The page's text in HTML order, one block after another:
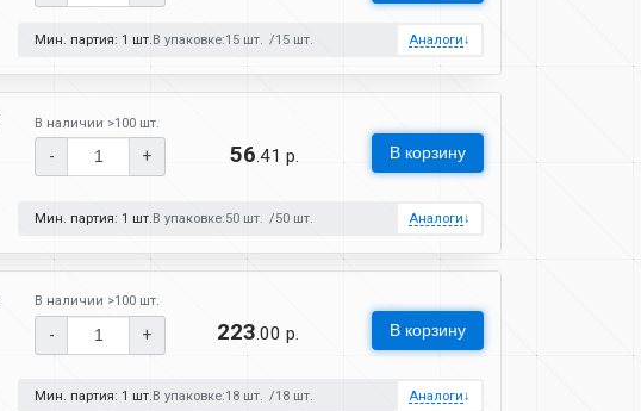
Мин. партия: 1 шт. В упаковке:15 шт. 15 шт. Аналоги↓
В наличии >100 шт.
- + 56 .41 р. В корзину
Мин. партия: 1 шт. В упаковке:50 шт. 50 шт. Аналоги↓
В наличии >100 шт.
- + 223.00 р. В корзину
Мин. партия: 1 шт. В упаковке:18 шт. 18 шт. Аналоги↓